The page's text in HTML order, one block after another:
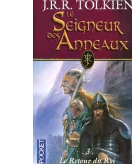
Les Cités des Anciens, Intégrale 1
Robin Hobb
Fantasy Art: Peindre Un Univers De
Légende
John Howe
The Art of Heikala: Works and
Thoughts
Heikala